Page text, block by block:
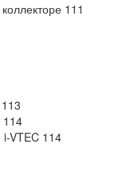
111
114
VTEC 114